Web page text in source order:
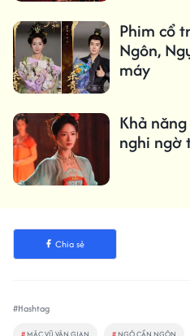
Phim cổ
Ngôn,
máy
Khả
nghi ngờ
Chia sẻ
#Hashtag
# MẶC VŨ VÂN GIAN # NGÔ CẨN NGÔN